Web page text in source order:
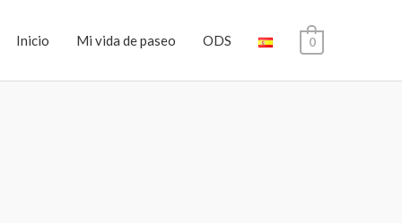
Inicio Mi vida de paseo ODS 0